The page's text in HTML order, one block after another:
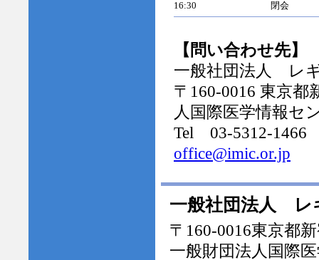
16:30 閉会
【問い合わせ先】
一般社団法人 レ
〒160-0016 東京
人国際医学情報セ
Tel 03-5312-
office@imic.or.jp
一般社団法人 レ
〒160-0016東京都
一般財団法人国際